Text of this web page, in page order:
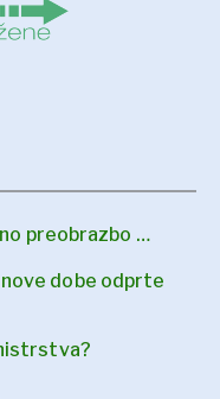
preobrazbo …
dobe odprte